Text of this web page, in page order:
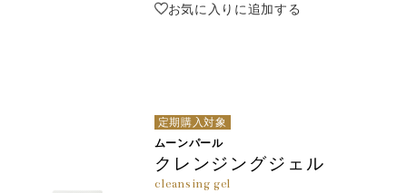
お気に入りに追加する
定期購入対象
ムーンパール
クレンジングジェル
cleansing gel